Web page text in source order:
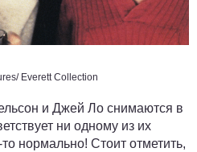
Everett Collection
и Джей Ло снимаются в
ни одному из их
нормально! Стоит отметить,